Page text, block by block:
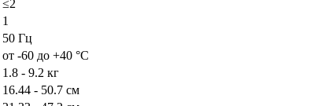
≤2
1
50 Гц
от -60 до +40 °C
1.8 - 9.2 кг
16.44 - 50.7 см